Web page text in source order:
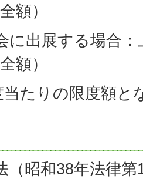
額）
に出展する場合
額）
たりの限度額と
（昭和38年法律